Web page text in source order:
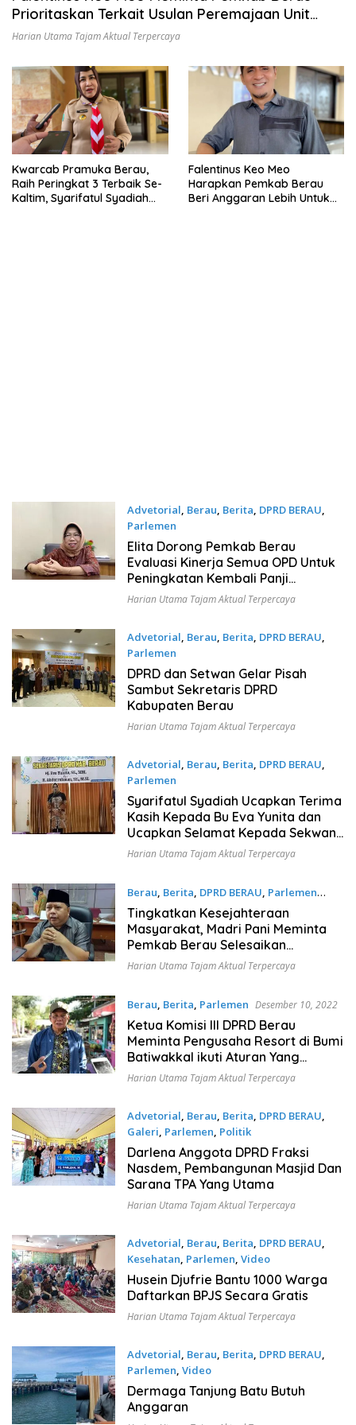
Prioritaskan Terkait Usulan Peremajaan Unit
Damkar BPBD Agar Penanggulangan Bencana
Harian Utama Tajam Aktual Terpercaya
Kwarcab Pramuka Berau,
Raih Peringkat 3 Terbaik Se-
Kaltim, Syarifatul Syadiah
Falentinus Keo Meo
Harapkan Pemkab Berau
Beri Anggaran Lebih Untuk
Advetorial, Berau, Berita, DPRD BERAU,
Parlemen
Januari 12, 2023
Elita Dorong Pemkab Berau
Evaluasi Kinerja Semua OPD Untuk
Peningkatan Kembali Panji
Keberhasilan Yang Kini Menurun
Harian Utama Tajam Aktual Terpercaya
Advetorial, Berau, Berita, DPRD BERAU,
Parlemen
Januari 12, 2023
DPRD dan Setwan Gelar Pisah
Sambut Sekretaris DPRD
Kabupaten Berau
Harian Utama Tajam Aktual Terpercaya
Advetorial, Berau, Berita, DPRD BERAU,
Parlemen
Januari 12, 2023
Syarifatul Syadiah Ucapkan Terima
Kasih Kepada Bu Eva Yunita dan
Ucapkan Selamat Kepada Sekwan
DPRD Yang Baru Harapkan
Pelayanan Jadi Lebih Baik
Harian Utama Tajam Aktual Terpercaya
Berau, Berita, DPRD BERAU, Parlemen
Januari 7, 2023
Tingkatkan Kesejahteraan
Masyarakat, Madri Pani Meminta
Pemkab Berau Selesaikan
Permasalahan Lahan Masyarakat
Yang berada di KBK
Harian Utama Tajam Aktual Terpercaya
Berau, Berita, Parlemen Desember 10, 2022
Ketua Komisi III DPRD Berau
Meminta Pengusaha Resort di Bumi
Batiwakkal ikuti Aturan Yang
Berlaku
Harian Utama Tajam Aktual Terpercaya
Advetorial, Berau, Berita, DPRD BERAU,
Galeri, Parlemen, Politik
November 19, 2022
Darlena Anggota DPRD Fraksi
Nasdem, Pembangunan Masjid Dan
Sarana TPA Yang Utama
Harian Utama Tajam Aktual Terpercaya
Advetorial, Berau, Berita, DPRD BERAU,
Kesehatan, Parlemen, Video
November 17, 2022
Husein Djufrie Bantu 1000 Warga
Daftarkan BPJS Secara Gratis
Harian Utama Tajam Aktual Terpercaya
Advetorial, Berau, Berita, DPRD BERAU,
Parlemen, Video
November 16, 2022
Dermaga Tanjung Batu Butuh
Anggaran